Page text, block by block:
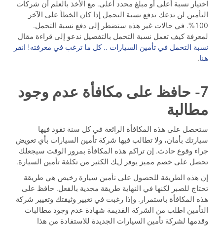
اختيار نسبة أعلى أو مبلغ محدد أعلى. مع الأخذ بالعلم أن شركات
التأمين لن تدعك تدفع نسبة التحمل إذا كان الخطأ على الآخر
100%. في حالات غير هذه ستضطر إلى دفع نسبة التحمل.
لمعرفة كيف تعمل نسبة التحمل بالتفصيل ندعو إلى قراءة مقال
نسبة التحمل في تأمين السيارات .. كل ما ترغب في معرفته! انقر
هنا.
7- حافظ على مكافأة عدم وجود
مطالبة
ستحصل على هذه المكافأة الرائعة في كل سنة تقود فيها
سيارتك بأمان، ولا تطالب فيها شركة تأمين السيارات بأي تعويض
جراء وقوع حادث. إن تراكم هذه المكافأة بمرور الوقت سيجعلك
تحصل على خصم مميز يوفر لك الكثير من تكلفة تأمين السيارة.
إن هذه الطريقة للحصول على تأمين سيارة رخيص هي طريقة
تحتاج للصبر لكنها في النهاية طريقة مجدية بالفعل. حافظ على
هذه المكافأة باستمرار. وإذا رغبت في تغيير وثيقتك وتغيير شركة
التأمين اطلب من الشركة القديمة شهادة عدم وجود مطالبات
وقدمها لشركة تأمين السيارات الجديدة للاستفادة من هذا